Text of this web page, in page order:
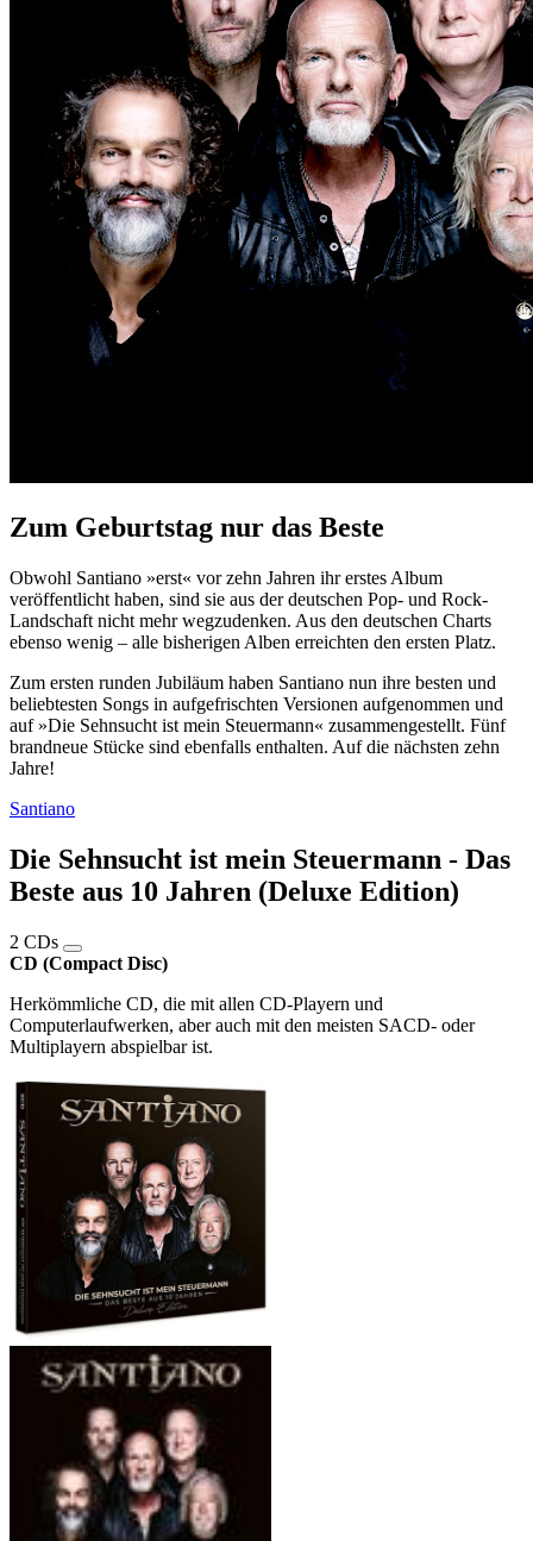
Zum Geburtstag nur das Beste
Obwohl Santiano »erst« vor zehn Jahren ihr erstes Album
veröffentlicht haben, sind sie aus der deutschen Pop- und Rock-
Landschaft nicht mehr wegzudenken. Aus den deutschen Charts
ebenso wenig – alle bisherigen Alben erreichten den ersten Platz.
Zum ersten runden Jubiläum haben Santiano nun ihre besten und
beliebtesten Songs in aufgefrischten Versionen aufgenommen und
auf »Die Sehnsucht ist mein Steuermann« zusammengestellt. Fünf
brandneue Stücke sind ebenfalls enthalten. Auf die nächsten zehn
Jahre!
Santiano
Die Sehnsucht ist mein Steuermann - Das
Beste aus 10 Jahren (Deluxe Edition)
2 CDs
CD (Compact Disc)
Herkömmliche CD, die mit allen CD-Playern und
Computerlaufwerken, aber auch mit den meisten SACD- oder
Multiplayern abspielbar ist.